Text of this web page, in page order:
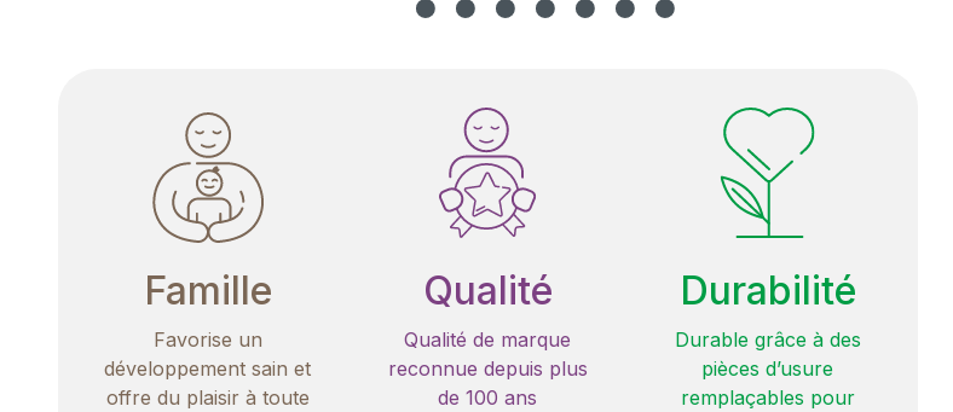
Famille
Favorise un
développement sain et
offre du plaisir à toute
Qualité
Qualité de marque
reconnue depuis plus
de 100 ans
Durabilité
Durable grâce à des
pièces d’usure
remplaçables pour